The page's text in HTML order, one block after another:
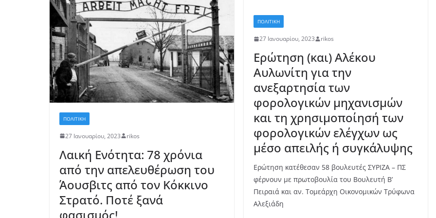
ΠΟΛΙΤΙΚΗ
27 Ιανουαρίου, 2023 rikos
Λαική Ενότητα: 78 χρόνια
από την απελευθέρωση του
Άουσβιτς από τον Κόκκινο
Στρατό. Ποτέ ξανά
φασισμός!
ΠΟΛΙΤΙΚΗ
27 Ιανουαρίου, 2023 rikos
Ερώτηση (και) Αλέκου
Αυλωνίτη για την
ανεξαρτησία των
φορολογικών μηχανισμών
και τη χρησιμοποίησή των
φορολογικών ελέγχων ως
μέσο απειλής ή συγκάλυψης
Ερώτηση κατέθεσαν 58 βουλευτές ΣΥΡΙΖΑ – ΠΣ
φέρνουν με πρωτοβουλία του Βουλευτή Β’
Πειραιά και αν. Τομεάρχη Οικονομικών Τρύφωνα
Αλεξιάδη
ΚΕΡΚΥΡΑ
Διακομιδή 8χρονης απο
Ερείκουσα σε Κέρκυρα
9 Αυγούστου, 2026 rikos
Δημήτρης Μπιάγκης:
Τίμησε την πολυετή
προσφορά των
δημοσιογράφων στην
επετειακή εκδήλωση
του ΝΑΟΚ
9 Αυγούστου, 2026 rikos